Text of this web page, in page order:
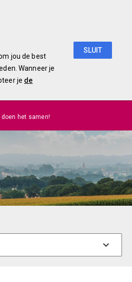
Begroting 2019
doen het samen!
jou de best
Wanneer je
je de
SLUIT